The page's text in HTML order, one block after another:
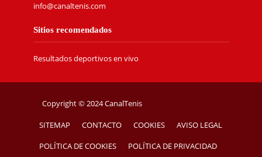
info@canaltenis.com
Sitios recomendados
Resultados deportivos en vivo
Copyright © 2024 CanalTenis
SITEMAP CONTACTO COOKIES AVISO LEGAL
POLÍTICA DE COOKIES POLÍTICA DE PRIVACIDAD